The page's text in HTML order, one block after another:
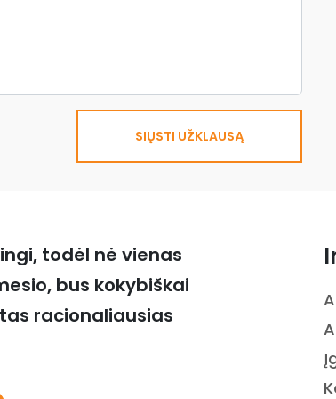
SIŲSTI UŽKLAUSĄ
todėl nė vienas
bus kokybiškai
racionaliausias